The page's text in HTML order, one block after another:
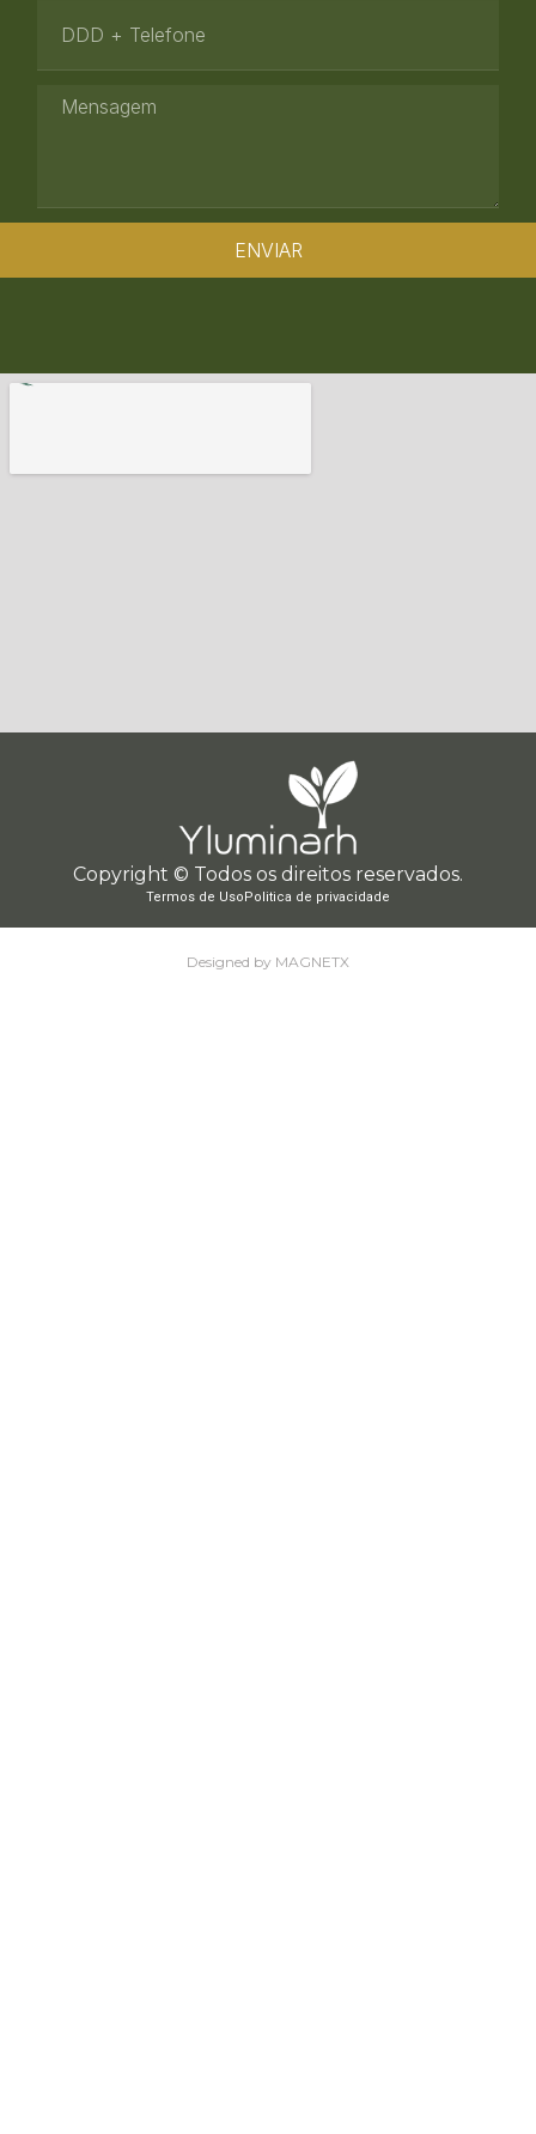
ENVIAR
Copyright © Todos os direitos reservados.
Termos de Uso Politica de privacidade
Designed by MAGNETX